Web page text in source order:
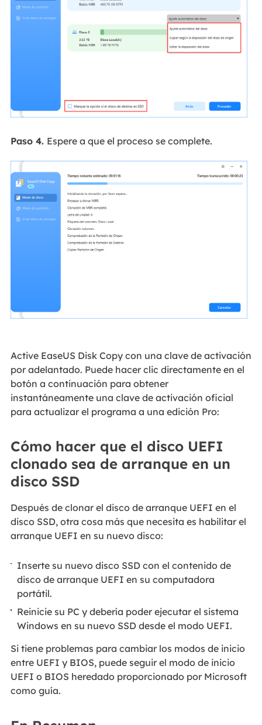
Paso 4. Espere a que el proceso se complete.
Active EaseUS Disk Copy con una clave de activación
por adelantado. Puede hacer clic directamente en el
botón a continuación para obtener
instantáneamente una clave de activación oficial
para actualizar el programa a una edición Pro:
Cómo hacer que el disco UEFI
clonado sea de arranque en un
disco SSD
Después de clonar el disco de arranque UEFI en el
disco SSD, otra cosa más que necesita es habilitar el
arranque UEFI en su nuevo disco:
Inserte su nuevo disco SSD con el contenido de
disco de arranque UEFI en su computadora
portátil.
Reinicie su PC y debería poder ejecutar el sistema
Windows en su nuevo SSD desde el modo UEFI.
Si tiene problemas para cambiar los modos de inicio
entre UEFI y BIOS, puede seguir el modo de inicio
UEFI o BIOS heredado proporcionado por Microsoft
como guía.